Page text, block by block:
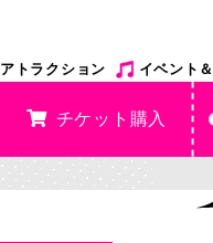
アトラクション イベント
チケット購入